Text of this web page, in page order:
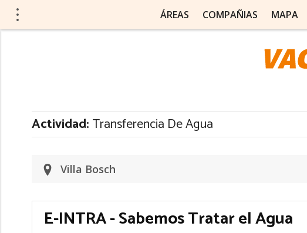
ÁREAS COMPAÑIAS MAPA
Actividad:Transferencia De Agua
Villa Bosch
E-INTRA - Sabemos Tratar el Agua